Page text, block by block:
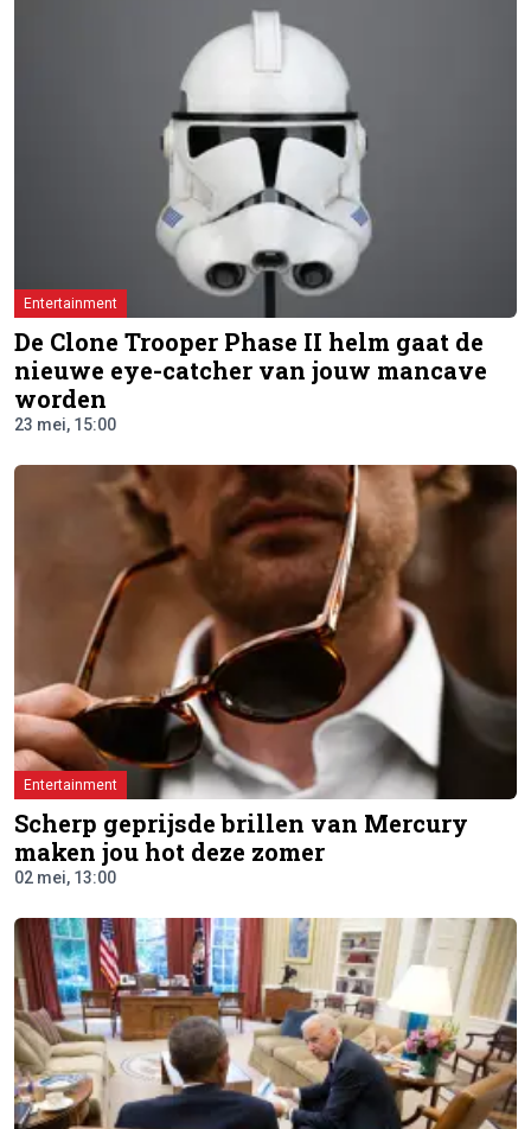
Entertainment
De Clone Trooper Phase II helm gaat de
nieuwe eye-catcher van jouw mancave
worden
23 mei, 15:00
Entertainment
Scherp geprijsde brillen van Mercury
maken jou hot deze zomer
02 mei, 13:00